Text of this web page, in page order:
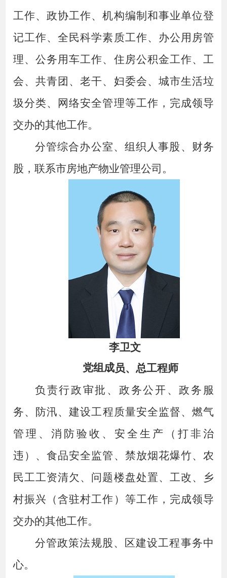
工作、政协工作、机构编制和事业单位登
记工作、全民科学素质工作、办公用房管
理、公务用车工作、住房公积金工作、工
会、共青团、老干、妇委会、 城市生活垃
圾分类、 网络安全管理等工作，完成领导
交办的其他工作。
分管综合办公室、组织人事股、财务
股，联系市房地产物业管理公司。
李卫文
党组成员、总工程师
负责行政审批、政务公开、政务服
务、 防汛、建设工程质量安全监督、燃气
管理、消防验收、安全生产（打非治
违）、食品安全监管、禁放烟花爆竹、农
民工工资清欠、问题楼盘处置、工改、
乡
村振兴（含驻村工作）等工作，完成领导
交办的其他工作。
分管政策法规股、区建设工程事务中
心。